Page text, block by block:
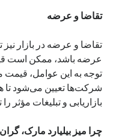
تقاضا و عرضه
تقاضا و عرضه در بازار نیز
عرضه باشد، ممکن است
توجه به این عوامل، قیمت
شرکت‌ها تعیین می‌شود تا
بازاریابی و تبلیغات مؤثر
چرا میز بیلیارد مارک،